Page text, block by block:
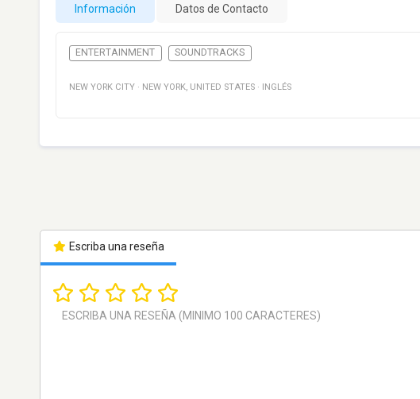
Información Datos de Contacto
ENTERTAINMENT SOUNDTRACKS
NEW YORK CITY · NEW YORK, UNITED STATES · INGLÉS
Escriba una reseña